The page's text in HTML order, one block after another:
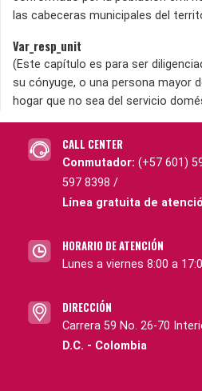
las cabeceras municipales del
Var_resp_unit
(Este capítulo es para ser
su cónyuge, o una persona mayor
hogar que no sea del servicio
CALL CENTER
Conmutador: (+57 601)
597 8398 /
Línea gratuita de
HORARIO DE ATENCIÓN
Lunes a viernes 8:00 a
DIRECCIÓN
Carrera 59 No. 26-70
D.C. - Colombia